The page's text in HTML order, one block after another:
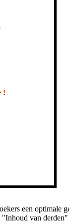
!
een optimale
van